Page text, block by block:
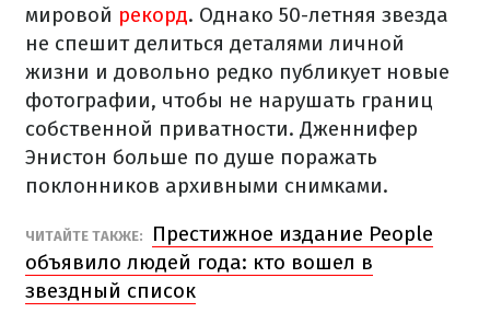
мировой рекорд. Однако 50-летняя звезда
не спешит делиться деталями личной
жизни и довольно редко публикует новые
фотографии, чтобы не нарушать границ
собственной приватности. Дженнифер
Энистон больше по душе поражать
поклонников архивными снимками.
ЧИТАЙТЕ ТАКЖЕ:
Престижное издание People
объявило людей года: кто вошел в
звездный список